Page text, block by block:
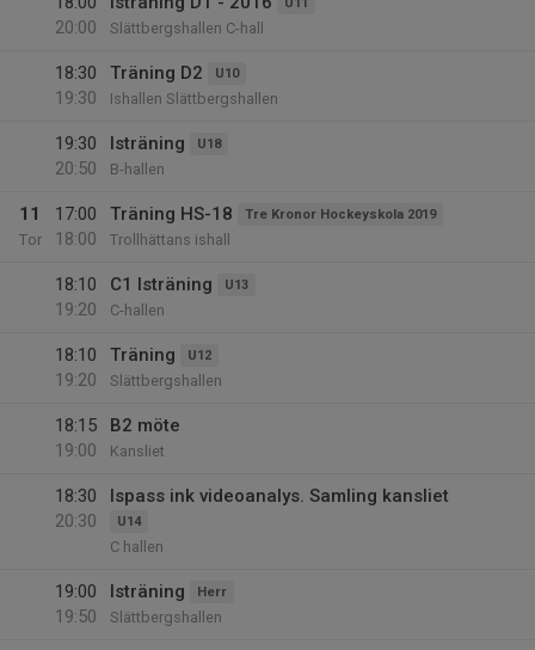
20:00
Slättbergshallen C-hall
18:30
19:30
Träning D2 U10
Ishallen Slättbergshallen
19:30
20:50
Isträning U18
B-hallen
11
Tor
17:00
18:00
Träning HS-18 Tre Kronor Hockeyskola 2019
Trollhättans ishall
18:10
19:20
C1 Isträning U13
C-hallen
18:10
19:20
Träning U12
Slättbergshallen
18:15
19:00
B2 möte
Kansliet
18:30
20:30
Ispass ink videoanalys. Samling kansliet
U14
C hallen
19:00
19:50
Isträning Herr
Slättbergshallen